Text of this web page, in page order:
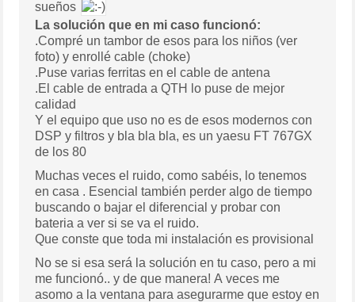
sueños
La solución que en mi caso funcionó:
.Compré un tambor de esos para los niños (ver
foto) y enrollé cable (choke)
.Puse varias ferritas en el cable de antena
.El cable de entrada a QTH lo puse de mejor
calidad
Y el equipo que uso no es de esos modernos con
DSP y filtros y bla bla bla, es un yaesu FT 767GX
de los 80
Muchas veces el ruido, como sabéis, lo tenemos
en casa . Esencial también perder algo de tiempo
buscando o bajar el diferencial y probar con
bateria a ver si se va el ruido.
Que conste que toda mi instalación es provisional
No se si esa será la solución en tu caso, pero a mi
me funcionó.. y de que manera! A veces me
asomo a la ventana para asegurarme que estoy en